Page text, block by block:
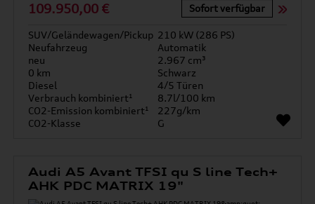
109.950,00 € Sofort verfügbar
SUV/Geländewagen/Pickup 210 kW (286 PS)
Neufahrzeug
Automatik
neu
2.967 cm³
0 km
Schwarz
Diesel
4/5 Türen
Verbrauch kombiniert¹
8.7l/100 km
CO2-Emission kombiniert¹
227g/km
CO2-Klasse
G
Audi A5 Avant TFSI qu S line Tech+
AHK PDC MATRIX 19"